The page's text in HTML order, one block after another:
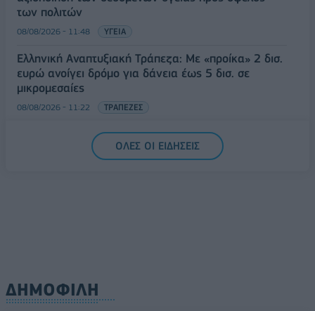
των πολιτών
08/08/2026 - 11:48 ΥΓΕΙΑ
Ελληνική Αναπτυξιακή Τράπεζα: Με «προίκα» 2 δισ.
ευρώ ανοίγει δρόμο για δάνεια έως 5 δισ. σε
μικρομεσαίες
08/08/2026 - 11:22 ΤΡΑΠΕΖΕΣ
5G παντού, 6G στον ορίζοντα: Πού βρίσκεται η
Ελλάδα στη μεγάλη τεχνολογική μετάβαση
ΟΛΕΣ ΟΙ ΕΙΔΗΣΕΙΣ
ΔΗΜΟΦΙΛΗ